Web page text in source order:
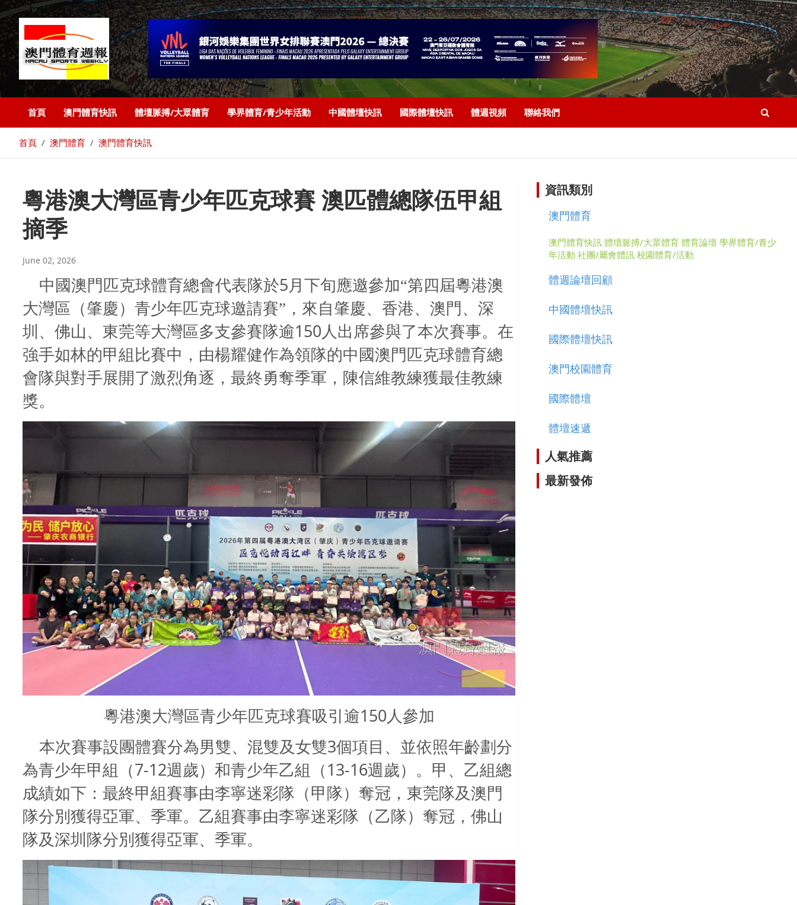
首頁 澳門體育快訊 體壇脈搏/大眾體育 學界體育/青少年活動 中國體壇快訊 國際體壇快訊 體週視頻 聯絡我們
首頁 澳門體育 澳門體育快訊
粵港澳大灣區青少年匹克球賽 澳匹體總隊伍甲組
摘季
June 02, 2026
中國澳門匹克球體育總會代表隊於5月下旬應邀參加“第四屆粵港澳
大灣區（肇慶）青少年匹克球邀請賽”，來自肇慶、香港、澳門、深
圳、佛山、東莞等大灣區多支參賽隊逾150人出席參與了本次賽事。在
強手如林的甲組比賽中，由楊耀健作為領隊的中國澳門匹克球體育總
會隊與對手展開了激烈角逐，最終勇奪季軍，陳信維教練獲最佳教練
獎。
粵港澳大灣區青少年匹克球賽吸引逾150人參加
本次賽事設團體賽分為男雙、混雙及女雙3個項目、並依照年齡劃分
為青少年甲組（7-12週歲）和青少年乙組（ 13-16週歲）。甲、乙組總
成績如下：最終甲組賽事由李寧迷彩隊（甲隊）奪冠，東莞隊及澳門
隊分別獲得亞軍、季軍。乙組賽事由李寧迷彩隊（乙隊）奪冠，佛山
隊及深圳隊分別獲得亞軍、季軍。
資訊類別
澳門體育
澳門體育快訊 體壇脈搏/大眾體育 體育論壇 學界體育/青少
年活動 社團/屬會體訊 校園體育/活動
體週論壇回顧
中國體壇快訊
國際體壇快訊
澳門校園體育
國際體壇
體壇速遞
人氣推薦
最新發佈